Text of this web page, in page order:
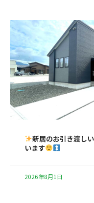
新居のお引き渡し
います
2026年8月1日